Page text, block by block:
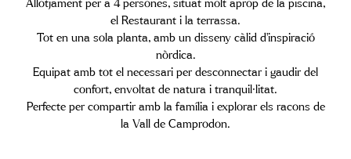
Allotjament per a 4 persones, situat molt aprop de la piscina,
el Restaurant i la terrassa.
Tot en una sola planta, amb un disseny càlid d’inspiració
nòrdica.
Equipat amb tot el necessari per desconnectar i gaudir del
confort, envoltat de natura i tranquil·litat.
Perfecte per compartir amb la família i explorar els racons de
la Vall de Camprodon.